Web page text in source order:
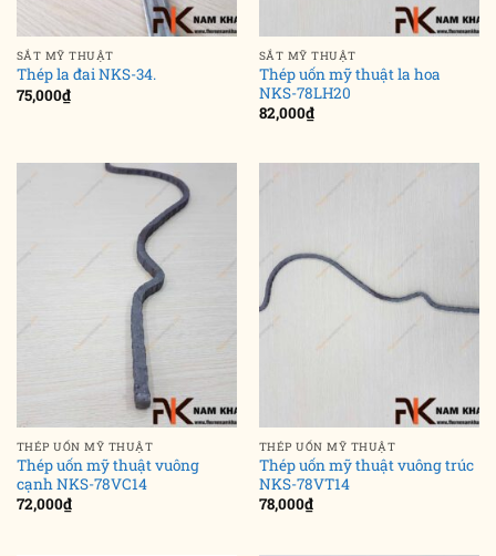
SẮT MỸ THUẬT
Thép la đai NKS-34.
75,000₫
SẮT MỸ THUẬT
Thép uốn mỹ thuật la hoa
NKS-78LH20
82,000₫
THÉP UỐN MỸ THUẬT
Thép uốn mỹ thuật vuông
cạnh NKS-78VC14
72,000₫
THÉP UỐN MỸ THUẬT
Thép uốn mỹ thuật vuông trúc
NKS-78VT14
78,000₫